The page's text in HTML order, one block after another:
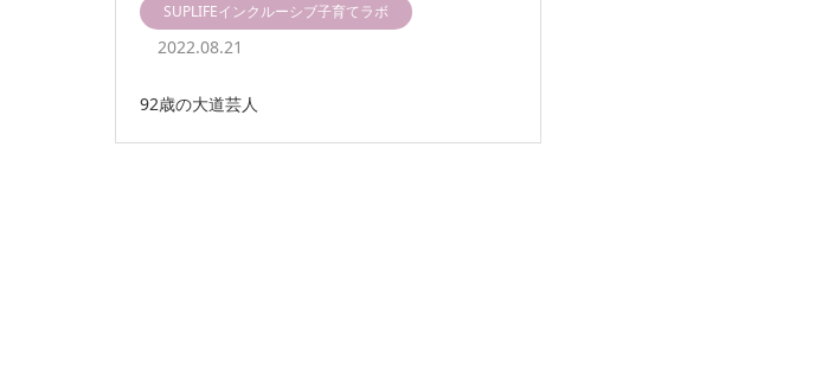
SUPLIFEインクルーシブ子育てラボ
2022.08.21
92歳の大道芸人